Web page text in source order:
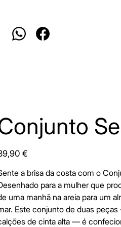
€
a brisa da costa com o
para a mulher que
uma manhã na areia para um
Este conjunto de duas
de cinta alta — é